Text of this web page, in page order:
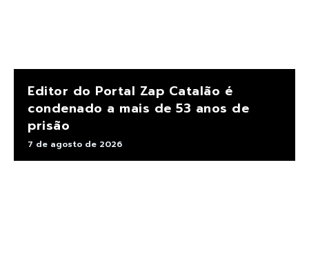
Editor do Portal Zap Catalão é
condenado a mais de 53 anos de
prisão
7 de agosto de 2026